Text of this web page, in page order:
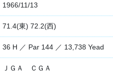
1966/11/13
71.4(東) 72.2(西)
36 H ／ Par 144 ／ 13,738 Yead
ＪＧＡ ＣＧＡ